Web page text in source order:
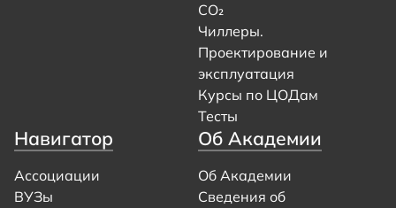
CO₂
Чиллеры.
Проектирование и
эксплуатация
Курсы по ЦОДам
Тесты
Навигатор
Ассоциации
ВУЗы
Об Академии
Об Академии
Сведения об